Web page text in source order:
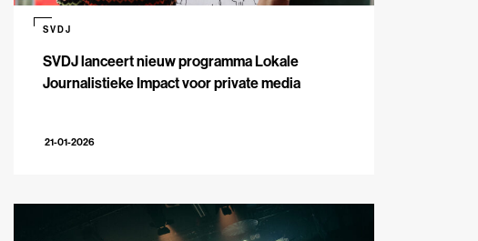
SVDJ lanceert nieuw programma Lokale
Journalistieke Impact voor private media
SVDJ
21-01-2026